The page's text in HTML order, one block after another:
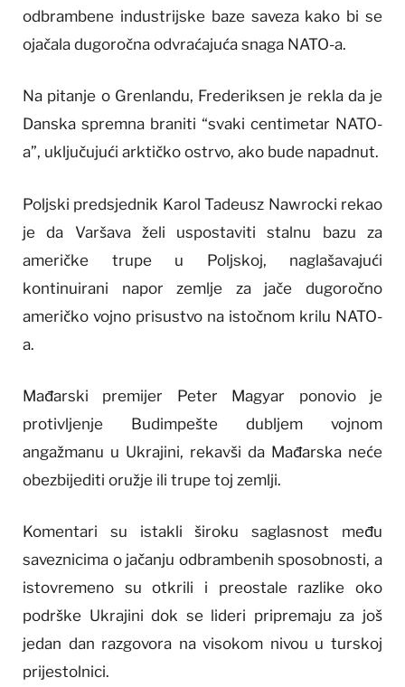
odbrambene industrijske baze saveza kako bi se
ojačala dugoročna odvraćajuća snaga NATO-a.
Na pitanje o Grenlandu, Frederiksen je rekla da je
Danska spremna braniti “svaki centimetar NATO-
a”, uključujući arktičko ostrvo, ako bude napadnut.
Poljski predsjednik Karol Tadeusz Nawrocki rekao
je da Varšava želi uspostaviti stalnu bazu za
američke trupe u Poljskoj, naglašavajući
kontinuirani napor zemlje za jače dugoročno
američko vojno prisustvo na istočnom krilu NATO-
a.
Mađarski premijer Peter Magyar ponovio je
protivljenje Budimpešte dubljem vojnom
angažmanu u Ukrajini, rekavši da Mađarska neće
obezbijediti oružje ili trupe toj zemlji.
Komentari su istakli široku saglasnost među
saveznicima o jačanju odbrambenih sposobnosti, a
istovremeno su otkrili i preostale razlike oko
podrške Ukrajini dok se lideri pripremaju za još
jedan dan razgovora na visokom nivou u turskoj
prijestolnici.